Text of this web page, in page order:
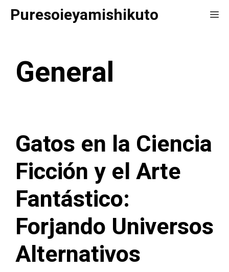
SaltarPuresoieyamishikuto
General
Gatos en la Ciencia
Ficción y el Arte
Fantástico:
Forjando Universos
Alternativos